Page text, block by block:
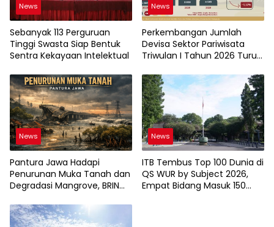
News
Sebanyak 113 Perguruan
Tinggi Swasta Siap Bentuk
Sentra Kekayaan Intelektual
News
Perkembangan Jumlah
Devisa Sektor Pariwisata
Triwulan I Tahun 2026 Turun
News
Pantura Jawa Hadapi
Penurunan Muka Tanah dan
Degradasi Mangrove, BRIN
Teknologi Geospasial
News
ITB Tembus Top 100 Dunia di
QS WUR by Subject 2026,
Empat Bidang Masuk 150